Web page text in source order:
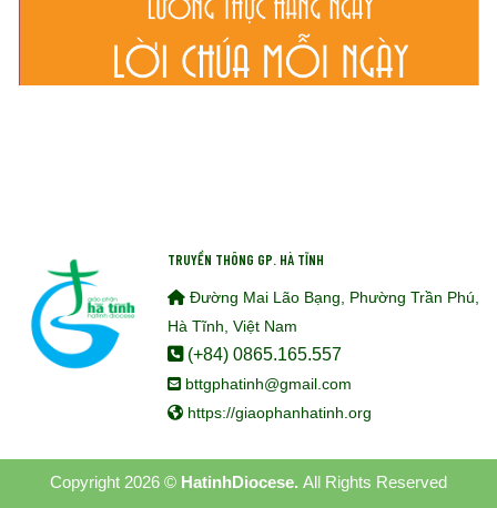
TRUYỀN THÔNG GP. HÀ TĨNH
Đường Mai Lão Bạng, Phường Trần Phú,
Hà Tĩnh, Việt Nam
(+84) 0865.165.557
bttgphatinh@gmail.com
https://giaophanhatinh.org
Copyright 2026 © HatinhDiocese. All Rights Reserved